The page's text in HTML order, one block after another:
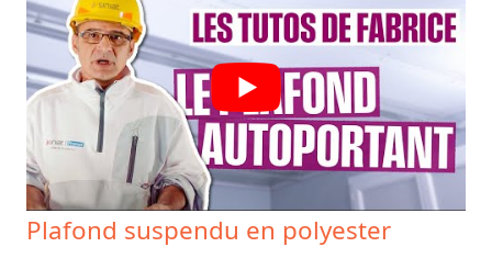
Plafond suspendu en polyester